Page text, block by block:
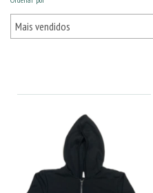
Início / Colégio Anchieta